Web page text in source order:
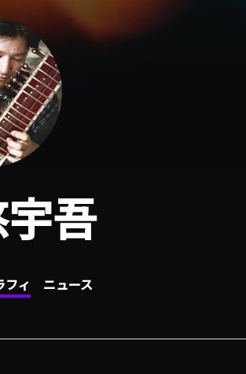
吾
フィ ニュース